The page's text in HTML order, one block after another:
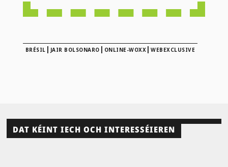
BRÉSIL | JAIR BOLSONARO | ONLINE-WOXX |WEBEXCLUSIVE
DAT KÉINT IECH OCH INTERESSÉIEREN